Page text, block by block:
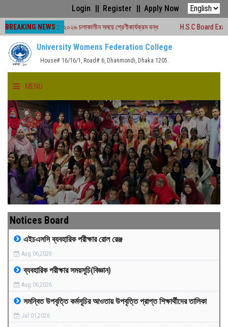
Login Register Apply Now
BREAKING NEWS :
পরীক্ষা -২০২৬ চলাকালীন সময়ে শ্রেণীকার্যক্রম বন্ধ H.S.C Board Exam Seat
University Womens Federation College
House# 16/16/1, Road# 6, Dhanmondi, Dhaka 1205.
MENU
HOME
ABOUT US
FACULTIES
ACADEMICS
GALLERY
MEDIA
PAYMENT
CO-CURRICULUM
Notices Board
এইচএসসি ব্যবহারিক পরীক্ষার রোল রেঞ্জ
Aug 06,2026
ব্যবহারিক পরীক্ষার সময়সূচি(বিজ্ঞান)
Aug 06,2026
সমন্বিত উপবৃত্তি কর্মসূচির আওতায় উপবৃত্তি প্রাপ্ত শিক্ষার্থীদের তালিকা
Jul 01,2026